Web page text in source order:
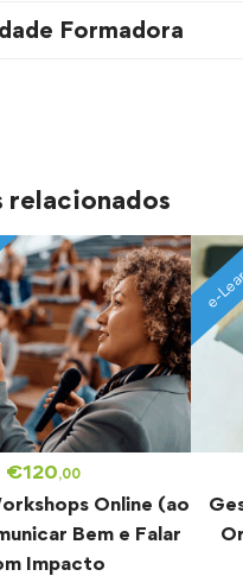
Formadora
relacionados
€120,00
Online (ao
Bem e Falar
Impacto
e-